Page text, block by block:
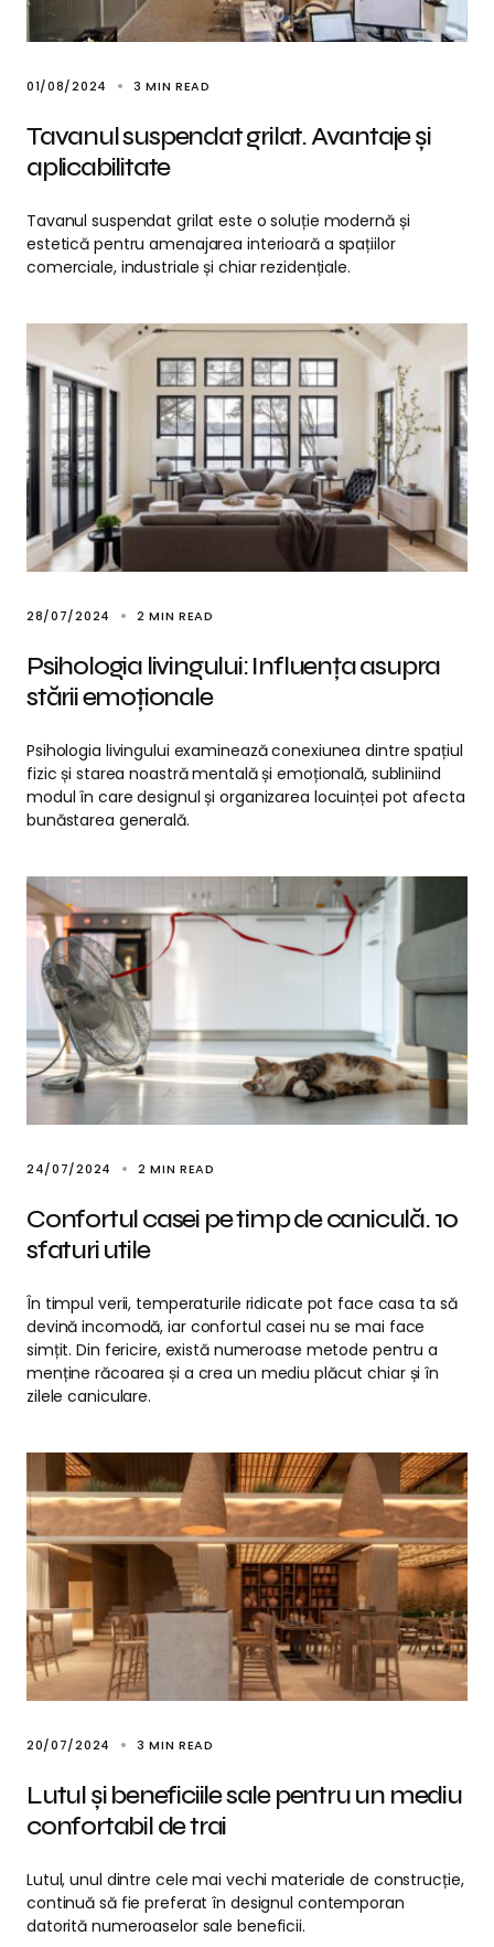
01/08/2024 3 MIN READ
Tavanul suspendat grilat. Avantaje și
aplicabilitate
Tavanul suspendat grilat este o soluție modernă și
estetică pentru amenajarea interioară a spațiilor
comerciale, industriale și chiar rezidențiale.
28/07/2024 2 MIN READ
Psihologia livingului: Influența asupra
stării emoționale
Psihologia livingului examinează conexiunea dintre spațiul
fizic și starea noastră mentală și emoțională, subliniind
modul în care designul și organizarea locuinței pot afecta
bunăstarea generală.
24/07/2024 2 MIN READ
Confortul casei pe timp de caniculă. 10
sfaturi utile
În timpul verii, temperaturile ridicate pot face casa ta să
devină incomodă, iar confortul casei nu se mai face
simțit. Din fericire, există numeroase metode pentru a
menține răcoarea și a crea un mediu plăcut chiar și în
zilele caniculare.
20/07/2024 3 MIN READ
Lutul și beneficiile sale pentru un mediu
confortabil de trai
Lutul, unul dintre cele mai vechi materiale de construcție,
continuă să fie preferat în designul contemporan
datorită numeroaselor sale beneficii.